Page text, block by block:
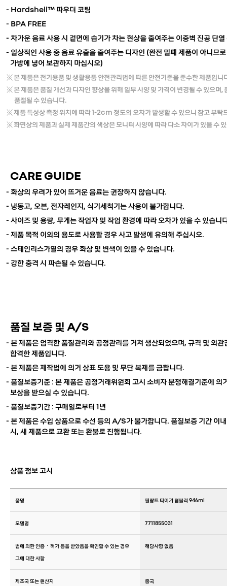
- Hardshell™파우더 코팅
- BPA FREE
- 차가운 음료 사용 시 겉면에 습기가 차는 현상을 줄여주는 이중벽 진공 단열
- 일상적인 사용 중 음료 유출을 줄여주는 디자인 (완전 밀폐 제품이 아니므
가방에 넣어 보관하지 마십시오)
※ 본 제품은 전기용품 및 생활용품 안전관리법에 따른 안전기준을 준수한 제품입니
※본 제품은 품질 개선과 디자인 향상을 위해 일부 사양 및 가격이 변경될 수 있으며,
품절될 수 있습니다.
※ 제품 특성상 측정 위치에 따라 1-2cm 정도의 오차가 발생할 수 있으니 참고 부탁
※ 화면상의 제품과 실제 제품간의 색상은 모니터 사양에 따라 다소 차이가 있을 수
CARE GUIDE
- 화상의 우려가 있어 뜨거운 음료는 권장하지 않습니다.
- 냉동고, 오븐, 전자레인지, 식기세척기는 사용이 불가합니다.
- 사이즈 및 용량, 무게는 작업자 및 작업 환경에 따라 오차가 있을 수 있습니
- 제품 목적 이외의 용도로 사용할 경우 사고 발생에 유의해 주십시오.
- 스테인리스가열의 경우 화상 및 변색이 있을 수 있습니다.
- 강한 충격 시 파손될 수 있습니다.
품질 보증 및 A/S
- 본 제품은 엄격한 품질관리와 공정관리를 거쳐 생산되었으며, 규격 및 외관
합격한 제품입니다.
- 본 제품은 제작법에 의거 상표 도용 및 무단 복제를 금합니다.
- 품질보증기준 : 본 제품은 공정거래위원회 고시 소비자 분쟁해결기준에 의
보상을 받으실 수 있습니다.
- 품질보증기간 : 구매일로부터 1년
- 본 제품은 수입 상품으로 수선 등의 A/S가 불가합니다. 품질보증 기간 이
시, 새 제품으로 교환 또는 환불로 진행됩니다.
상품 정보 고시
품명 필랑트 타이거 텀블러 946ml
모델명 7711855031
법에 의한 인증ㆍ허가 등을 받았음을 확인할 수 있는 경우
그에 대한 사항
해당사항 없음
제조국 또는 원산지 중국